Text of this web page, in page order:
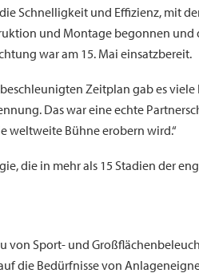
Schnelligkeit und Effizienz, mit
und Montage begonnen und
war am 15. Mai einsatzbereit.
Zeitplan gab es
Das war eine echte
weltweite Bühne erobern wird.“
die in mehr als 15 Stadien der
von Sport- und
die Bedürfnisse von